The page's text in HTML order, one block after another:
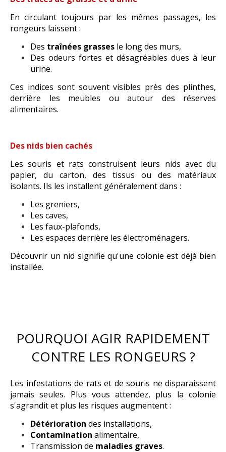
En circulant toujours par les mêmes passages, les
rongeurs laissent :
Des traînées grasses le long des murs,
Des odeurs fortes et désagréables dues à leur
urine.
Ces indices sont souvent visibles près des plinthes,
derrière les meubles ou autour des réserves
alimentaires.
Des nids bien cachés
Les souris et rats construisent leurs nids avec du
papier, du carton, des tissus ou des matériaux
isolants. Ils les installent généralement dans :
Les greniers,
Les caves,
Les faux-plafonds,
Les espaces derrière les électroménagers.
Découvrir un nid signifie qu'une colonie est déjà bien
installée.
POURQUOI AGIR RAPIDEMENT
CONTRE LES RONGEURS ?
Les infestations de rats et de souris ne disparaissent
jamais seules. Plus vous attendez, plus la colonie
s'agrandit et plus les risques augmentent :
Détérioration des installations,
Contamination alimentaire,
Transmission de maladies graves.